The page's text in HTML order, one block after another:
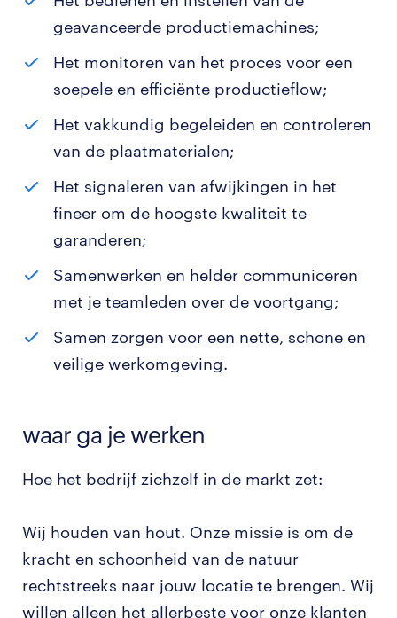
geavanceerde productiemachines;
Het monitoren van het proces voor een
soepele en efficiënte productieflow;
Het vakkundig begeleiden en controleren
van de plaatmaterialen;
Het signaleren van afwijkingen in het
fineer om de hoogste kwaliteit te
garanderen;
Samenwerken en helder communiceren
met je teamleden over de voortgang;
Samen zorgen voor een nette, schone en
veilige werkomgeving.
waar ga je werken
Hoe het bedrijf zichzelf in de markt zet:
Wij houden van hout. Onze missie is om de
kracht en schoonheid van de natuur
rechtstreeks naar jouw locatie te brengen. Wij
willen alleen het allerbeste voor onze klanten